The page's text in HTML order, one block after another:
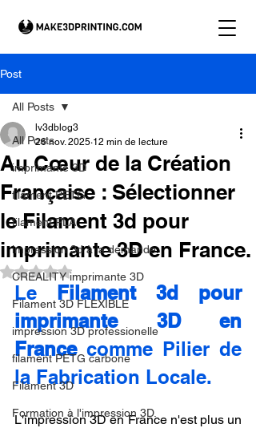
Post
All Posts
imprimante 3D
filament PETG
filament PLA
impression 3d à la demande.
CREALITY imprimante 3D
Filament 3D FLEXIBLE
impression 3D professionelle
filament PETG carbone
Filament 3D
Formation à l'impression 3D.
All Posts
Au Cœur de la Création
Française : Sélectionner
le Filament 3d pour
imprimante 3D en France.
lv3dblog3
26 nov. 2025 12 min de lecture
Noté NaN étoiles sur 5.
Le
Filament 3d pour
imprimante 3D en
France comme Pilier de
la Fabrication Locale.
L'impression 3D en France n'est plus un